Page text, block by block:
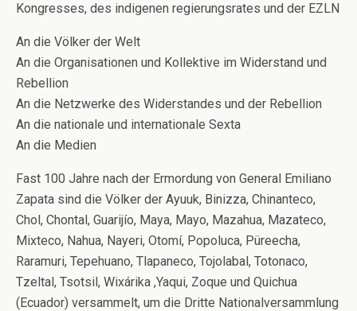
Kongresses, des indigenen regierungsrates und der EZLN
An die Völker der Welt
An die Organisationen und Kollektive im Widerstand und
Rebellion
An die Netzwerke des Widerstandes und der Rebellion
An die nationale und internationale Sexta
An die Medien
Fast 100 Jahre nach der Ermordung von General Emiliano
Zapata sind die Völker der Ayuuk, Binizza, Chinanteco,
Chol, Chontal, Guarijío, Maya, Mayo, Mazahua, Mazateco,
Mixteco, Nahua, Nayeri, Otomí, Popoluca, Püreecha,
Raramuri, Tepehuano, Tlapaneco, Tojolabal, Totonaco,
Tzeltal, Tsotsil, Wixárika ,Yaqui, Zoque und Quichua
(Ecuador) versammelt, um die Dritte Nationalversammlung